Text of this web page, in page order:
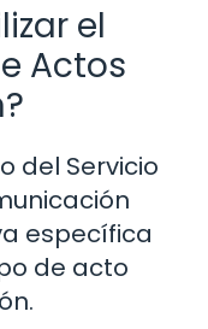
el
Actos
del Servicio
específica
de acto